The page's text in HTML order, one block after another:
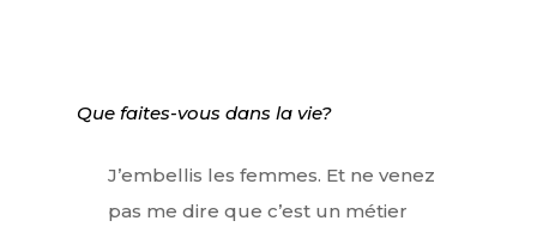
Que faites-vous dans la vie?
J’embellis les femmes. Et ne venez
pas me dire que c’est un métier